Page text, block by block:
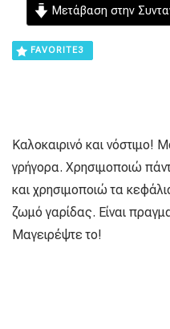
Μετάβαση στην
FAVORITE3
Καλοκαιρινό και νόστιμο!
γρήγορα. Χρησιμοποιώ
και χρησιμοποιώ τα
ζωμό γαρίδας. Είναι
Μαγειρέψτε το!